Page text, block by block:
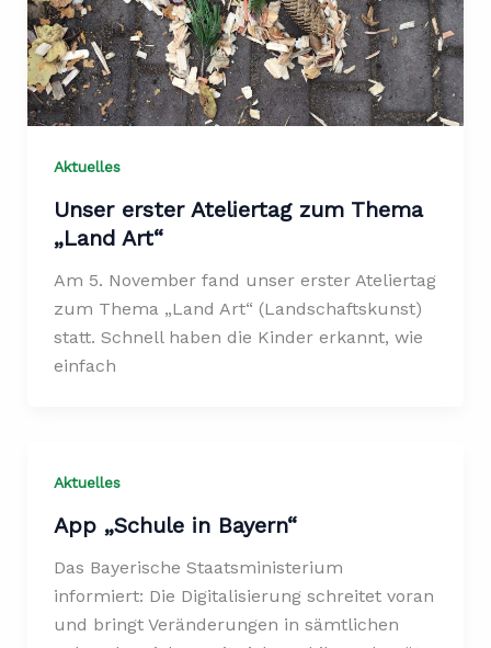
Aktuelles
Unser erster Ateliertag zum Thema
„Land Art“
Am 5. November fand unser erster Ateliertag
zum Thema „Land Art“ (Landschaftskunst)
statt. Schnell haben die Kinder erkannt, wie
einfach
Aktuelles
App „Schule in Bayern“
Das Bayerische Staatsministerium
informiert: Die Digitalisierung schreitet voran
und bringt Veränderungen in sämtlichen